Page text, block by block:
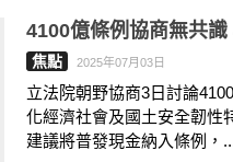
4100億條例協商無共
焦點 2025年07月03日
立法院朝野協商3日討論
化經濟社會及國土安全韌性
建議將普發現金納入條例，